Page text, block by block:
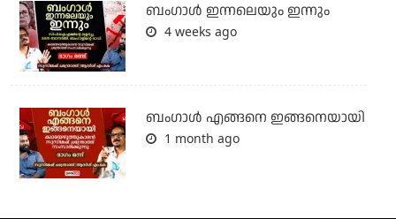
ബംഗാള്‍ ഇന്നലെയും ഇന്നും
4 weeks ago
ബം​ഗാൾ എങ്ങനെ ഇങ്ങനെയായി
1 month ago